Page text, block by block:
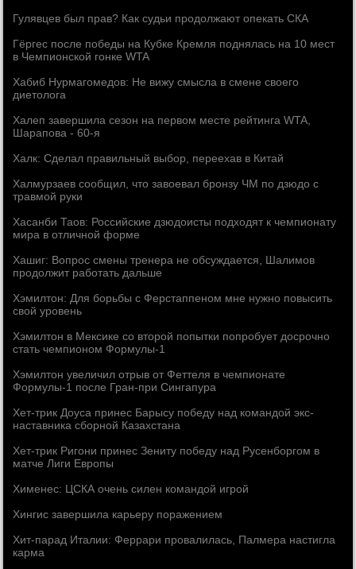
Гулявцев был прав? Как судьи продолжают опекать СКА
Гёргес после победы на Кубке Кремля поднялась на 10 мест
в Чемпионской гонке WTA
Хабиб Нурмагомедов: Не вижу смысла в смене своего
диетолога
Халеп завершила сезон на первом месте рейтинга WTA,
Шарапова - 60-я
Халк: Сделал правильный выбор, переехав в Китай
Халмурзаев сообщил, что завоевал бронзу ЧМ по дзюдо с
травмой руки
Хасанби Таов: Российские дзюдоисты подходят к чемпионату
мира в отличной форме
Хашиг: Вопрос смены тренера не обсуждается, Шалимов
продолжит работать дальше
Хэмилтон: Для борьбы с Ферстаппеном мне нужно повысить
свой уровень
Хэмилтон в Мексике со второй попытки попробует досрочно
стать чемпионом Формулы-1
Хэмилтон увеличил отрыв от Феттеля в чемпионате
Формулы-1 после Гран-при Сингапура
Хет-трик Доуса принес Барысу победу над командой экс-
наставника сборной Казахстана
Хет-трик Ригони принес Зениту победу над Русенборгом в
матче Лиги Европы
Хименес: ЦСКА очень силен командой игрой
Хингис завершила карьеру поражением
Хит-парад Италии: Феррари провалилась, Палмера настигла
карма